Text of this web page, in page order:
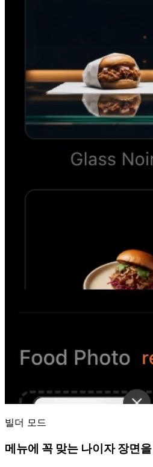
빌더 모드
메뉴에 꼭 맞는 나이자 장면